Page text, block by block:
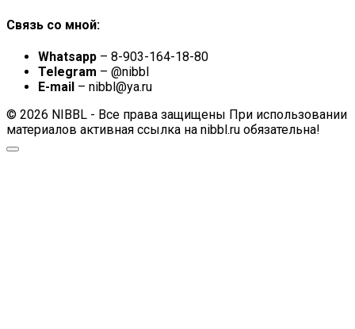
Связь со мной:
Whatsapp – 8-903-164-18-80
Telegram – @nibbl
E-mail – nibbl@ya.ru
© 2026 NIBBL - Все права защищены При использовании
материалов активная ссылка на nibbl.ru обязательна!